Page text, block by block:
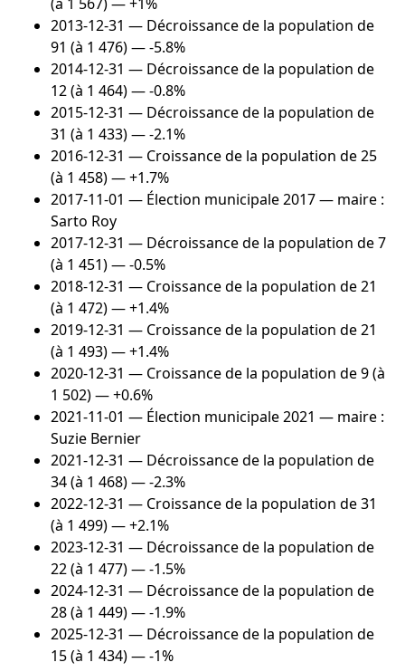
2013-12-31 — Décroissance de la population de
91 (à 1 476) — -5.8%
2014-12-31 — Décroissance de la population de
12 (à 1 464) — -0.8%
2015-12-31 — Décroissance de la population de
31 (à 1 433) — -2.1%
2016-12-31 — Croissance de la population de 25
(à 1 458) — +1.7%
2017-11-01 — Élection municipale 2017 — maire :
Sarto Roy
2017-12-31 — Décroissance de la population de 7
(à 1 451) — -0.5%
2018-12-31 — Croissance de la population de 21
(à 1 472) — +1.4%
2019-12-31 — Croissance de la population de 21
(à 1 493) — +1.4%
2020-12-31 — Croissance de la population de 9 (à
1 502) — +0.6%
2021-11-01 — Élection municipale 2021 — maire :
Suzie Bernier
2021-12-31 — Décroissance de la population de
34 (à 1 468) — -2.3%
2022-12-31 — Croissance de la population de 31
(à 1 499) — +2.1%
2023-12-31 — Décroissance de la population de
22 (à 1 477) — -1.5%
2024-12-31 — Décroissance de la population de
28 (à 1 449) — -1.9%
2025-12-31 — Décroissance de la population de
15 (à 1 434) — -1%